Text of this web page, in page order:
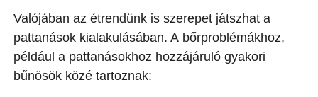
Valójában az étrendünk is szerepet játszhat a
pattanások kialakulásában. A bőrproblémákhoz,
például a pattanásokhoz hozzájáruló gyakori
bűnösök közé tartoznak: